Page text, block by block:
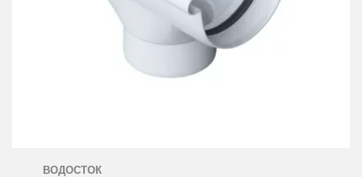
ВОДОСТОК